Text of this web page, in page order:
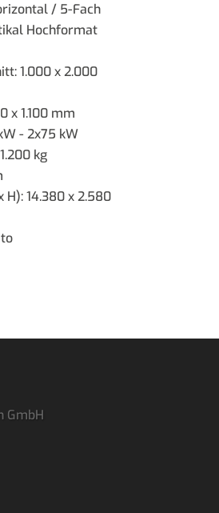
/ 5-Fach
Hochformat
1.000 x 2.000
x 1.100 mm
- 2x75 kW
kg
H): 14.380 x 2.580
GmbH